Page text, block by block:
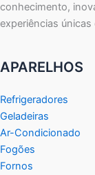
conhecimento,
experiências únicas
APARELHOS
Refrigeradores
Geladeiras
Ar-Condicionado
Fogões
Fornos